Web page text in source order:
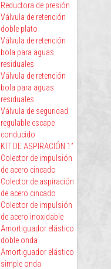
Reductora de presión
Válvula de retención
doble plato
Válvula de retención
bola para aguas
residuales
Válvula de retención
bola para aguas
residuales
Válvula de seguridad
regulable escape
conducido
KIT DE ASPIRACIÓN 1”
Colector de impulsión
de acero cincado
Colector de aspiración
de acero cincado
Colector de impulsión
de acero inoxidable
Amortiguador elástico
doble onda
Amortiguador elástico
simple onda